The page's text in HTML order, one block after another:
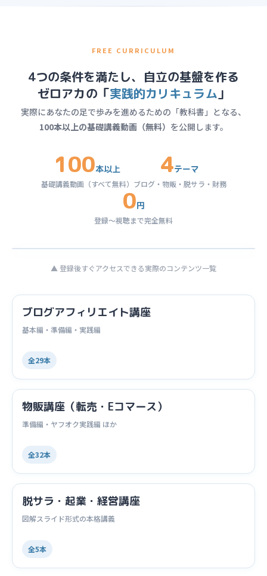
FREE CURRICULUM
4つの条件を満たし、自立の基盤を作る
ゼロアカの「実践的カリキュラム 」
実際にあなたの足で歩みを進めるための「教科書」となる、
100本以上の基礎講義動画（無料） を公開します。
100本以上
基礎講義動画（すべて無料）
4テーマ
ブログ・物販・脱サラ・財務
0円
登録〜視聴まで完全無料
▲ 登録後すぐアクセスできる実際のコンテンツ一覧
ブログアフィリエイト講座
基本編・準備編・実践編
全29本
物販講座（転売・Eコマース）
準備編・ヤフオク実践編 ほか
全32本
脱サラ・起業・経営講座
図解スライド形式の本格講義
全5本